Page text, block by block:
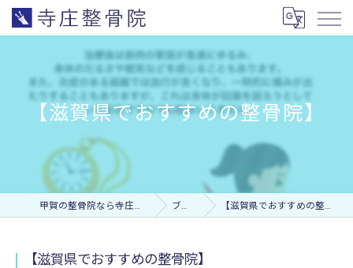
【滋賀県でおすすめの整骨院】
甲賀の整骨院なら寺庄整骨院 ブログ 【滋賀県でおすすめの整骨院】
【滋賀県でおすすめの整骨院】